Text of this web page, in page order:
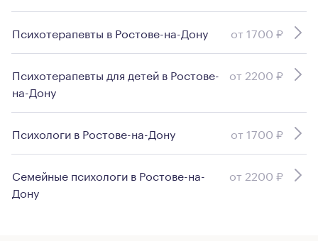
Психотерапевты в Ростове-на-Дону от 1700 ₽
Психотерапевты для детей в Ростове-
на-Дону
от 2200 ₽
Психологи в Ростове-на-Дону от 1700 ₽
Семейные психологи в Ростове-на-
Дону
от 2200 ₽